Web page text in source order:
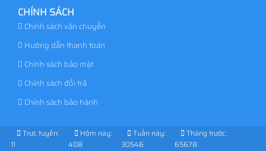
CHÍNH SÁCH
Chính sách vận chuyển
Hướng dẫn thanh toán
Chính sách bảo mật
Chính sách đổi trả
Chính sách bảo hành
Trực tuyến:
11
Hôm nay:
408
Tuần này:
30546
Tháng trước:
65678